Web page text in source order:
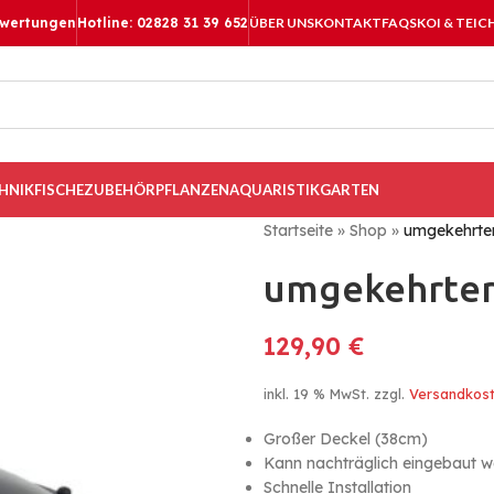
Hotline: 02828 31 39 652 ÜBER UNSKONTAKTFAQSKOI &
FISCHEZUBEHÖRPFLANZENAQUARISTIKGARTEN
Startseite » Shop »
129,90 €
inkl. 19 % MwSt. zzgl.
Großer Deckel (38cm)
Kann nachträglich eingebaut
Schnelle Installation